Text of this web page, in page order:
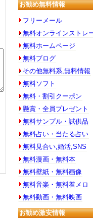
お勧め無料情報
フリーメール
無料オンラインストレ
無料ホームページ
無料ブログ
その他無料系,無料情報
無料ソフト
無料・割引クーポン
懸賞・全員プレゼント
無料サンプル・試供品
無料占い・当たる占い
無料見合い,婚活,SNS
無料漫画・無料本
無料壁紙・無料画像
無料音楽・無料着メロ
無料動画・無料映画
お勧め激安情報